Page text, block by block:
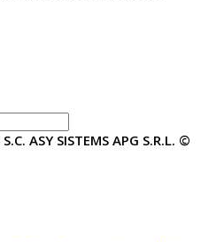
S.C. ASY SISTEMS APG S.R.L. ©